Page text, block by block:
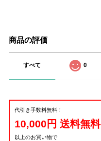
商品の評価
すべて 0
代引き手数料無料！
10,000円 送料無料
以上のお買い物で